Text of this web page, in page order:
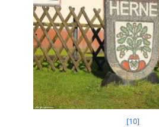
[10]